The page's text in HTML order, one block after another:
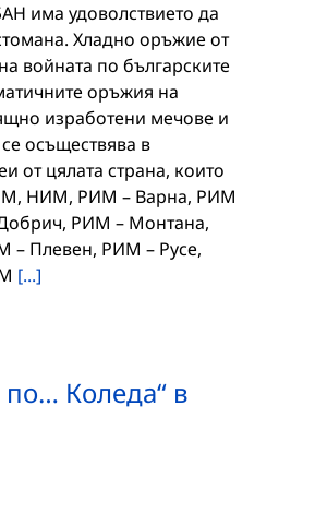
има удоволствието да
Хладно оръжие от
войната по българските
оръжия на
изработени мечове и
осъществява в
от цялата страна, които
НИМ, РИМ – Варна, РИМ
РИМ – Монтана,
Плевен, РИМ – Русе,
[...]
Коледа“ в